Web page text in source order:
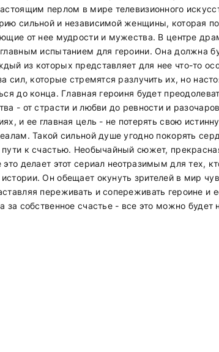
перлом в мире телевизионного
сильной и независимой женщины, которая
от нее мудрости и мужества. В центре
главным испытанием для героини. Она должна
из которых представляет для нее что-то
сил, которые стремятся разлучить их, но
до конца. Главная героиня будет
- от страсти и любви до ревности и
и ее главная цель - не потерять свою
Такой сильной душе угодно покорять
к счастью. Необычайный сюжет,
делает этот сериал неотразимым для тех,
Он обещает окунуть зрителей в мир
переживать и сопереживать героине и
за собственное счастье - все это можно